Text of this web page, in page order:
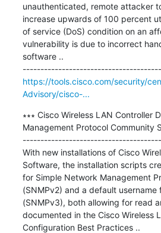
unauthenticated, remote attacker
increase upwards of 100 percent
of service (DoS) condition on an
vulnerability is due to incorrect
software ..
https://tools.cisco.com/security/
Advisory/cisco-...
∗∗∗ Cisco Wireless LAN Controller
Management Protocol Community
With new installations of Cisco
Software, the installation scripts
for Simple Network Management
(SNMPv2) and a default username
(SNMPv3), both allowing for read
documented in the Cisco Wireless
Configuration Best Practices ..